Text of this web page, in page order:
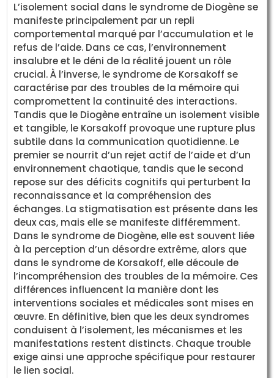
L’isolement social dans le syndrome de Diogène se
manifeste principalement par un repli
comportemental marqué par l’accumulation et le
refus de l’aide. Dans ce cas, l’environnement
insalubre et le déni de la réalité jouent un rôle
crucial. À l’inverse, le syndrome de Korsakoff se
caractérise par des troubles de la mémoire qui
compromettent la continuité des interactions.
Tandis que le Diogène entraîne un isolement visible
et tangible, le Korsakoff provoque une rupture plus
subtile dans la communication quotidienne. Le
premier se nourrit d’un rejet actif de l’aide et d’un
environnement chaotique, tandis que le second
repose sur des déficits cognitifs qui perturbent la
reconnaissance et la compréhension des
échanges. La stigmatisation est présente dans les
deux cas, mais elle se manifeste différemment.
Dans le syndrome de Diogène, elle est souvent liée
à la perception d’un désordre extrême, alors que
dans le syndrome de Korsakoff, elle découle de
l’incompréhension des troubles de la mémoire. Ces
différences influencent la manière dont les
interventions sociales et médicales sont mises en
œuvre. En définitive, bien que les deux syndromes
conduisent à l’isolement, les mécanismes et les
manifestations restent distincts. Chaque trouble
exige ainsi une approche spécifique pour restaurer
le lien social.